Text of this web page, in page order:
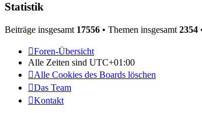
Statistik
Beiträge insgesamt 17556 • Themen insgesamt 2354
Foren-Übersicht
Alle Zeiten sind UTC+01:00
Alle Cookies des Boards löschen
Das Team
Kontakt